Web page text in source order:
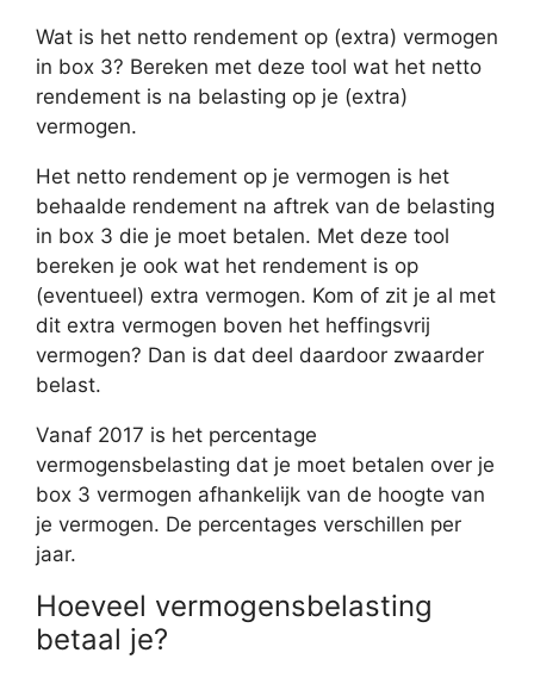
Wat is het netto rendement op (extra) vermogen
in box 3? Bereken met deze tool wat het netto
rendement is na belasting op je (extra)
vermogen.
Het netto rendement op je vermogen is het
behaalde rendement na aftrek van de belasting
in box 3 die je moet betalen. Met deze tool
bereken je ook wat het rendement is op
(eventueel) extra vermogen. Kom of zit je al met
dit extra vermogen boven het heffingsvrij
vermogen? Dan is dat deel daardoor zwaarder
belast.
Vanaf 2017 is het percentage
vermogensbelasting dat je moet betalen over je
box 3 vermogen afhankelijk van de hoogte van
je vermogen. De percentages verschillen per
jaar.
Hoeveel vermogensbelasting
betaal je?